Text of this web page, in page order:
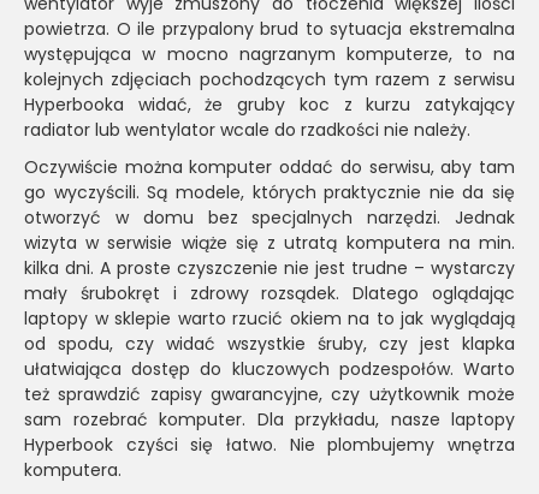
powietrza. O ile przypalony brud to sytuacja ekstremalna
występująca w mocno nagrzanym komputerze, to na
kolejnych zdjęciach pochodzących tym razem z serwisu
Hyperbooka widać, że gruby koc z kurzu zatykający
radiator lub wentylator wcale do rzadkości nie należy.
Oczywiście można komputer oddać do serwisu, aby tam
go wyczyścili. Są modele, których praktycznie nie da się
otworzyć w domu bez specjalnych narzędzi. Jednak
wizyta w serwisie wiąże się z utratą komputera na min.
kilka dni. A proste czyszczenie nie jest trudne – wystarczy
mały śrubokręt i zdrowy rozsądek. Dlatego oglądając
laptopy w sklepie warto rzucić okiem na to jak wyglądają
od spodu, czy widać wszystkie śruby, czy jest klapka
ułatwiająca dostęp do kluczowych podzespołów. Warto
też sprawdzić zapisy gwarancyjne, czy użytkownik może
sam rozebrać komputer. Dla przykładu, nasze laptopy
Hyperbook czyści się łatwo. Nie plombujemy wnętrza
komputera.